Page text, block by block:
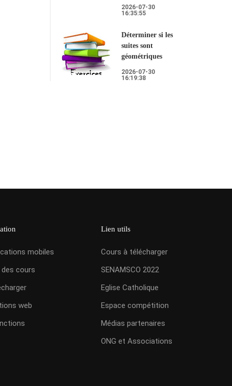
2026-07-30
16:35:55
Déterminer si les
suites sont
géométriques
2026-07-30
16:19:38
mobiles
des cours
web
Lien utils
Cours à télécharger
SENAMSCO 2022
Eglise Catholique
Espace compétition
Médias partenaires
ONG et Associations